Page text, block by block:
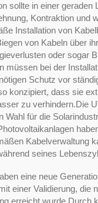
sollte in einer
Kontraktion und
Installation von
von Kabeln über
oder sogar
müssen bei der
Schutz vor
konzipiert, dass sie
zu verhindern.Die
Wahl für die
Kabelverwaltung
seines
eine neue
einer Validierung, die
erreicht wurde.Durch